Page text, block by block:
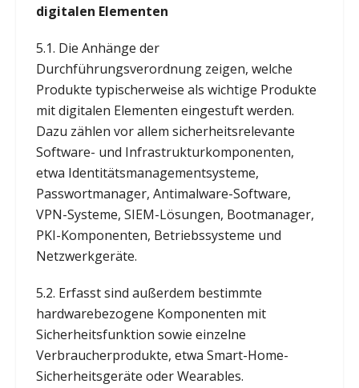
digitalen Elementen
5.1. Die Anhänge der
Durchführungsverordnung zeigen, welche
Produkte typischerweise als wichtige Produkte
mit digitalen Elementen eingestuft werden.
Dazu zählen vor allem sicherheitsrelevante
Software- und Infrastrukturkomponenten,
etwa Identitätsmanagementsysteme,
Passwortmanager, Antimalware-Software,
VPN-Systeme, SIEM-Lösungen, Bootmanager,
PKI-Komponenten, Betriebssysteme und
Netzwerkgeräte.
5.2. Erfasst sind außerdem bestimmte
hardwarebezogene Komponenten mit
Sicherheitsfunktion sowie einzelne
Verbraucherprodukte, etwa Smart-Home-
Sicherheitsgeräte oder Wearables.